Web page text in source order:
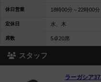
休日営業 18時00分～22時00分
定休日 水、木
席数 5卓20席
スタッフ
ラーガシア